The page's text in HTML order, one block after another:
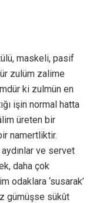
maskeli, pasif
zulüm zalime
ki zulmün en
işin normal hatta
üreten bir
namertliktir.
ve servet
daha çok
odaklara ‘susarak’
gümüşse sükût